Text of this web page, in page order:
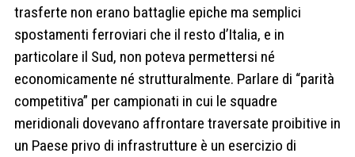
trasferte non erano battaglie epiche ma semplici
spostamenti ferroviari che il resto d’Italia, e in
particolare il Sud, non poteva permettersi né
economicamente né strutturalmente. Parlare di “parità
competitiva” per campionati in cui le squadre
meridionali dovevano affrontare traversate proibitive in
un Paese privo di infrastrutture è un esercizio di